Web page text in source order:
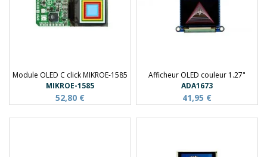
Module OLED C click MIKROE-1585
MIKROE-1585
52,80 €
Afficheur OLED couleur 1.27"
ADA1673
41,95 €